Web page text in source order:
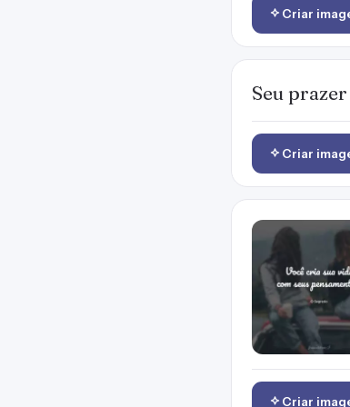
Criar
Seu
Criar
Criar